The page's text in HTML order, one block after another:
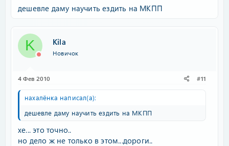
дешевле даму научить ездить на МКПП
K Kila
Новичок
4 Фев 2010 #11
нахалёнка написал(а):
дешевле даму научить ездить на МКПП
хе... это точно..
но дело ж не только в этом...дороги..